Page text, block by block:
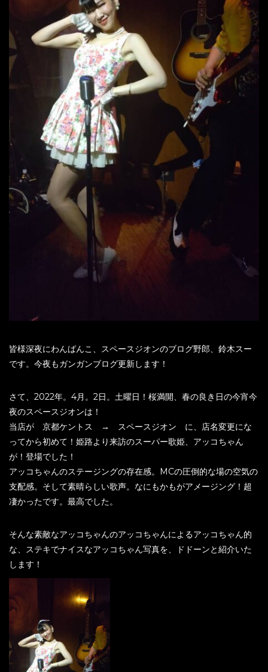
皆様深夜にわんばんこ、スペースジオンのブログ野郎、鈴木スー
です。今夜もガンガンブログ更新します！
さて、2022年。4月。2日。土曜日！桜満開、春の良き日の今宵今
夜のスペースジオンは！
当店が 京都ケントス → スペースジオン に、店名変更にな
ってから初めて！姫路より来訪のスーパー歌姫、アッコちゃん
が！登場でした！
アッコちゃんのステージングの存在感。MCの圧倒的な場の空気の
支配感。そして素晴らしい歌声。なにもかもがアメージング！超
凄かったです。最高でした。
そんな素敵なアッコちゃんのアッコちゃんによるアッコちゃん的
な、ステキでナイスなアッコちゃん写真を、ドドーンと紹介いた
します！